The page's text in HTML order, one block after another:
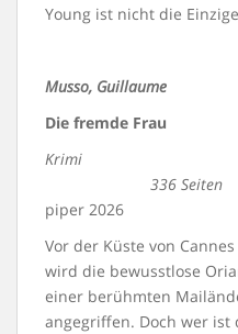
Young ist nicht die
Musso, Guillaume
Die fremde Frau
336 Seiten
piper 2026
Vor der Küste von
wird die bewusstlose
einer berühmten
angegriffen. Doch wer ist